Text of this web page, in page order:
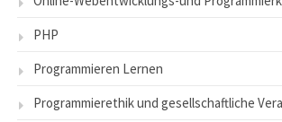
PHP
Programmieren Lernen
Programmierethik und gesellschaftliche